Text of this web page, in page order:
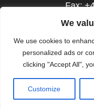
We
We use cookies to
personalized ads or
clicking "Accept All",
Customize
Fax:
Herford - Tel.: